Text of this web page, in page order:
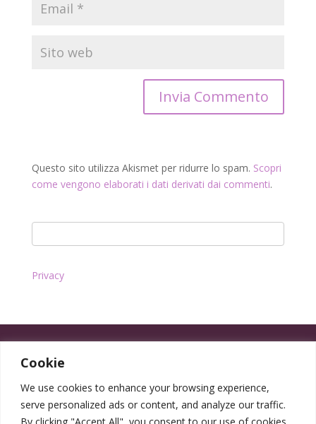
Cookie
We use cookies to enhance your browsing experience,
serve personalized ads or content, and analyze our traffic.
By clicking "Accept All", you consent to our use of cookies.
Questo sito utilizza Akismet per ridurre lo spam. Scopri
come vengono elaborati i dati derivati dai commenti.
Privacy